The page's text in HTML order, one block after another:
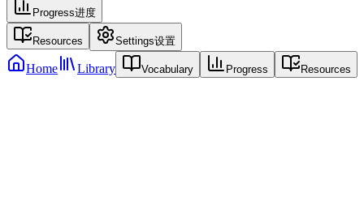
Progress进度
Resources Settings设置
Home Library Vocabulary Progress Resources